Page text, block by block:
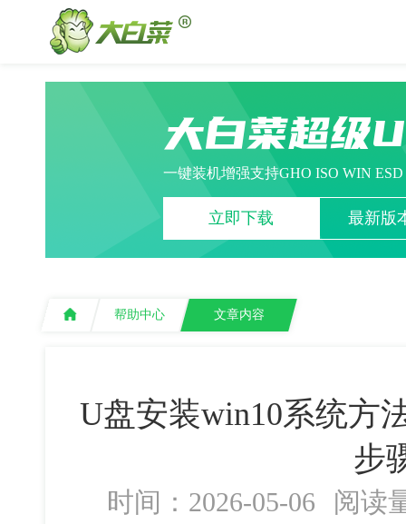
大白菜超级
一键装机增强支持GHO ISO WIN
立即下载 最新版
帮助中心 文章内容
U盘安装win10系统方
步
时间：2026-05-06 阅读